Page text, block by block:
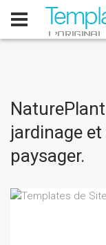
jardinage
paysager.